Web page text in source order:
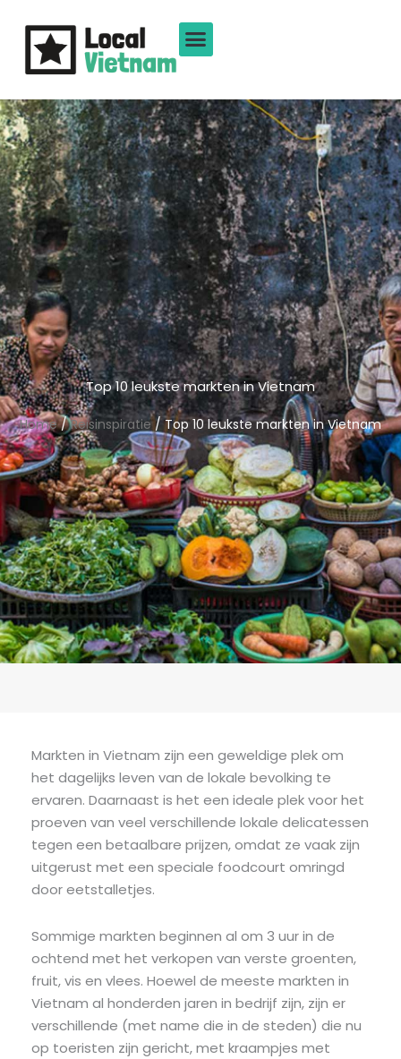
naar
inhoud
Top 10 leukste markten in Vietnam
Home/Reisinspiratie/ Top 10 leukste markten in Vietnam
Markten in Vietnam zijn een geweldige plek om
het dagelijks leven van de lokale bevolking te
ervaren. Daarnaast is het een ideale plek voor het
proeven van veel verschillende lokale delicatessen
tegen een betaalbare prijzen, omdat ze vaak zijn
uitgerust met een speciale foodcourt omringd
door eetstalletjes.
Sommige markten beginnen al om 3 uur in de
ochtend met het verkopen van verste groenten,
fruit, vis en vlees. Hoewel de meeste markten in
Vietnam al honderden jaren in bedrijf zijn, zijn er
verschillende (met name die in de steden) die nu
op toeristen zijn gericht, met kraampjes met